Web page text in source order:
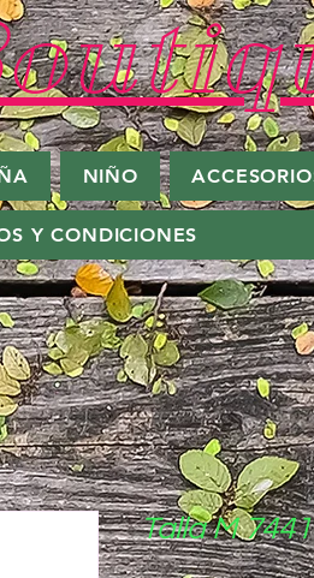
NIÑO
Y CONDICIONES
Talla M 7441